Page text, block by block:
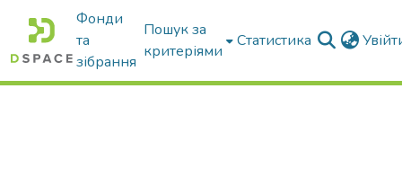
Фонди
та
зібрання
Пошук за
критеріями
Статистика